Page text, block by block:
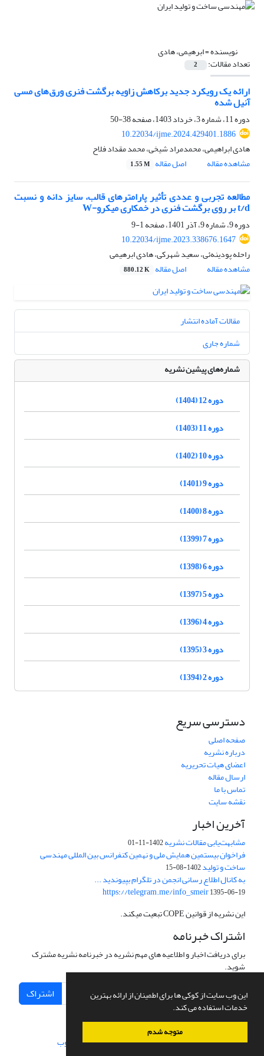
این وب سایت از کوکی ها برای اطمینان از ارائه بهترین
خدمات استفاده می کند.
متوجه شدم
نویسنده =ابرهیمی، هادی
تعداد مقالات: 2
ارائه یک رویکرد جدید برکاهش زاویه برگشت فنری ورق‌های مسی
آنیل شده
دوره 11، شماره 3، خرداد 1403، صفحه
38-50
10.22034/ijme.2024.429401.1886
هادی ابراهیمی، محمدمراد شیخی، محمد مقداد فلاح
مشاهده مقاله
اصل مقاله 1.55 M
مطالعه تجربی و عددی تأثیر پارامترهای قالب، سایز دانه و نسبت
t/d بر روی برگشت فنری در خمکاری میکرو-W
دوره 9، شماره 9، آذر 1401، صفحه
1-9
10.22034/ijme.2023.338676.1647
راحله پودینه‌ئی، سعید شهرکی، هادی ابرهیمی
مشاهده مقاله
اصل مقاله 880.12 K
مقالات آماده انتشار
شماره جاری
شماره‌های پیشین نشریه
دوره 12 (1404)
دوره 11 (1403)
دوره 10 (1402)
دوره 9 (1401)
دوره 8 (1400)
دوره 7 (1399)
دوره 6 (1398)
دوره 5 (1397)
دوره 4 (1396)
دوره 3 (1395)
دوره 2 (1394)
دسترسی سریع
صفحه اصلی
درباره نشریه
اعضای هیات تحریریه
ارسال مقاله
تماس با ما
نقشه سایت
آخرین اخبار
مشابهت‌یابی مقالات نشریه1402-11-01
فراخوان بیستمین همایش ملی و نهمین کنفرانس بین المللی مهندسی
ساخت و تولید1402-08-15
به کانال اطلاع رسانی انجمن در تلگرام بپیوندید ...
https://telegram.me/info_smeir1395-06-19
این نشریه از قوانین COPE تبعیت میکند.
اشتراک خبرنامه
برای دریافت اخبار و اطلاعیه های مهم نشریه در خبرنامه نشریه مشترک
شوید.
اشتراک
سامانه مدیریت نشریات علمی.طراحی و پیاده سازی از سیناوب